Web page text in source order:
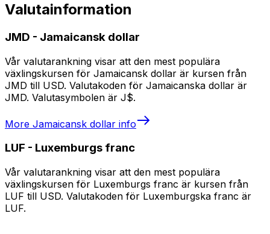
Valutainformation
JMD - Jamaicansk dollar
Vår valutarankning visar att den mest populära
växlingskursen för Jamaicansk dollar är kursen från
JMD till USD. Valutakoden för Jamaicanska dollar är
JMD. Valutasymbolen är J$.
More Jamaicansk dollar info
LUF - Luxemburgs franc
Vår valutarankning visar att den mest populära
växlingskursen för Luxemburgs franc är kursen från
LUF till USD. Valutakoden för Luxemburgska franc är
LUF.